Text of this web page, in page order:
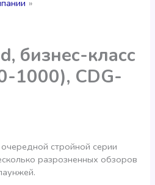
бизнес-класс
1000), CDG-
стройной серии
разрозненных обзоров